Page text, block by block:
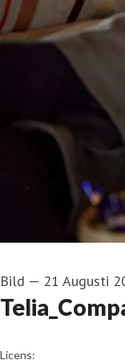
Bild — 21 Augusti
go to media item
Licens: